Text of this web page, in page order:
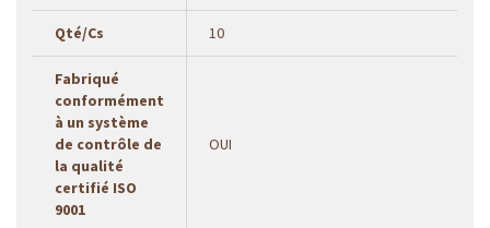
Qté/Cs 10
Fabriqué
conformément
à un système
de contrôle de
la qualité
certifié ISO
9001
OUI